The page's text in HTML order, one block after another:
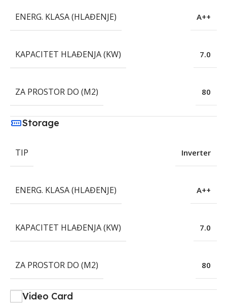
ENERG. KLASA (HLAĐENJE) A++
KAPACITET HLAĐENJA (KW) 7.0
ZA PROSTOR DO (M2) 80
Storage
TIP Inverter
ENERG. KLASA (HLAĐENJE) A++
KAPACITET HLAĐENJA (KW) 7.0
ZA PROSTOR DO (M2) 80
Video Card